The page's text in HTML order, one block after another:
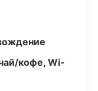
кофе, Wi-